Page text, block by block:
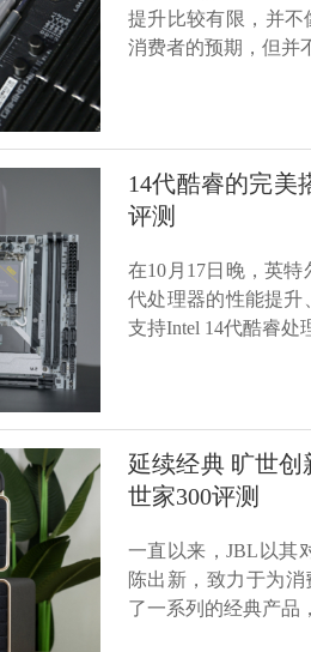
提升比较有限，并不
消费者的预期，但并
14代酷睿的完美
评测
在10月17日晚，英
代处理器的性能提升
支持Intel 14代酷睿
延续经典 旷世创
世家300评测
一直以来，JBL以其
陈出新，致力于为
了一系列的经典产品